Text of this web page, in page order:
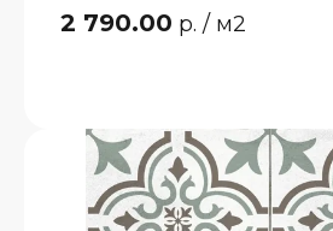
2 790.00 р. / м2